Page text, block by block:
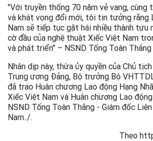
"Với truyền thống 70 năm vẻ vang, cùng
và khát vọng đổi mới, tôi tin tưởng rằng
Nam sẽ tiếp tục gặt hái nhiều thành tựu
cờ đầu của nghệ thuật Xiếc Việt Nam
và phát triển" – NSND Tống Toàn Thắng
Nhân dịp này, thừa ủy quyền của Chủ
Trung ương Đảng, Bộ trưởng Bộ
đã trao Huân chương Lao động Hạng
Xiếc Việt Nam và Huân chương Lao
NSND Tống Toàn Thắng - Giám đốc
Nam../.
Theo